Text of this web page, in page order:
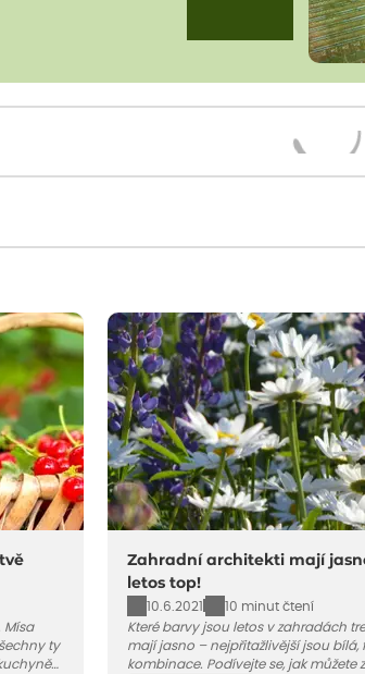
Mísa
ty
Zahradní architekti mají
letos top!
10.6.2021
10 minut čtení
Které barvy jsou letos v zahradách
mají jasno – nejpřitažlivější jsou bílá,
kombinace. Podívejte se, jak můžete